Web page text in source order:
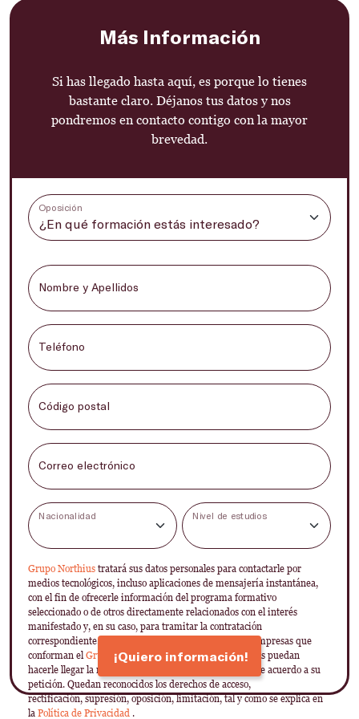
Más Información
Si has llegado hasta aquí, es porque lo tienes
bastante claro. Déjanos tus datos y nos
pondremos en contacto contigo con la mayor
brevedad.
Oposición
Nombre y Apellidos
Teléfono
Código postal
Correo electrónico
Nacionalidad Nivel de estudios
Grupo Northius tratará sus datos personales para contactarle por
medios tecnológicos, incluso aplicaciones de mensajería instantánea,
con el fin de ofrecerle información del programa formativo
seleccionado o de otros directamente relacionados con el interés
manifestado y, en su caso, para tramitar la contratación
correspondiente. Compartiremos su solicitud con las empresas que
conforman elGrupo Northius, con el objeto de que estas puedan
hacerle llegar la mejor oferta de productos y servicios de acuerdo a su
petición. Quedan reconocidos los derechos de acceso,
rectificación, supresión, oposición, limitación, tal y como se explica en
la Política de Privacidad .
¡Quiero información!